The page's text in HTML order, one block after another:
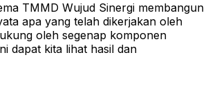
TMMD Wujud Sinergi membangun
apa yang telah dikerjakan oleh
oleh segenap komponen
dapat kita lihat hasil dan